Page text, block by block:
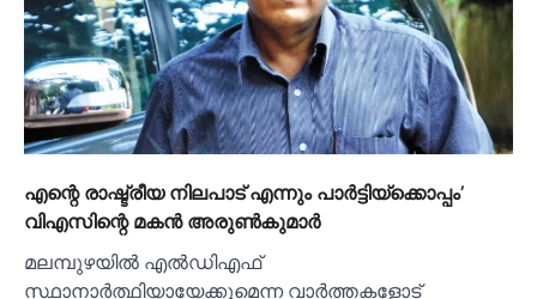
എന്റെ രാഷ്ട്രീയ നിലപാട് എന്നും പാര്‍ട്ടിയ്ക്കൊപ്പം’
വിഎസിന്റെ മകൻ അരുണ്‍കുമാര്‍
മലമ്പുഴയില്‍ എല്‍ഡിഎഫ്
സ്ഥാനാർത്ഥിയായേക്കുമെന്ന വാർത്തകളോട്